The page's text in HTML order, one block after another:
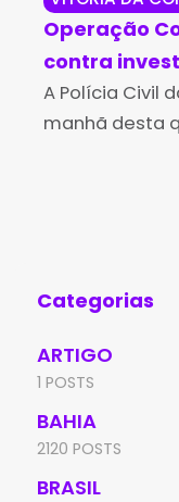
Operação
contra
drogas em
A Polícia Civil
manhã desta
Categorias
ARTIGO
1 POSTS
BAHIA
2120 POSTS
BRASIL